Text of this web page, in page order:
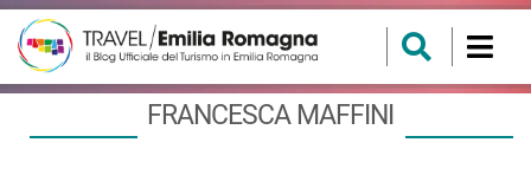
FRANCESCA MAFFINI